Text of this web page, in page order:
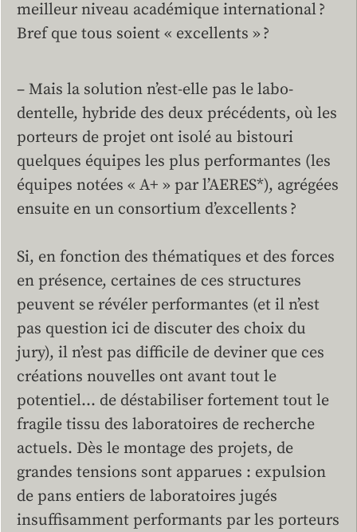
meilleur niveau académique international ?
Bref que tous soient « excellents » ?
– Mais la solution n’est-elle pas le labo-
dentelle, hybride des deux précédents, où les
porteurs de projet ont isolé au bistouri
quelques équipes les plus performantes (les
équipes notées « A+ » par l’AERES*), agrégées
ensuite en un consortium d’excellents ?
Si, en fonction des thématiques et des forces
en présence, certaines de ces structures
peuvent se révéler performantes (et il n’est
pas question ici de discuter des choix du
jury), il n’est pas difficile de deviner que ces
créations nouvelles ont avant tout le
potentiel… de déstabiliser fortement tout le
fragile tissu des laboratoires de recherche
actuels. Dès le montage des projets, de
grandes tensions sont apparues : expulsion
de pans entiers de laboratoires jugés
insuffisamment performants par les porteurs